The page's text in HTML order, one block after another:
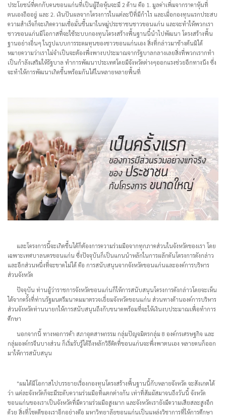
ประโยชน์ที่ตกกับคนขอนแก่นที่เป็นผู้ถือหุ้นจะมี 2 ด้าน คือ 1. มูลค่าเพิ่มจากราคาหุ้นที่
ตนเองถืออยู่ และ 2. เงินปันผลจากโครงการในแต่ละปีที่มีกำไร และเมื่อกองทุนแรกประสบ
ความสำเร็จก็จะเกิดความเชื่อมั่นขึ้นมาในหมู่ประชาชนชาวขอนแก่น และจะทำให้พวกเรา
ชาวขอนแก่นมีโอกาสที่จะใช้ระบบกองทุนโครงสร้างพื้นฐานนี้นำไปพัฒนา โครงสร้างพื้น
ฐานอย่างอื่นๆ ในรูปแบบการระดมทุนของชาวขอนแก่นเอง สิ่งที่กล่าวมาข้างต้นมิได้
หมายความว่าเราไม่จำเป็นจะต้องพึ่งพางบประมาณจากรัฐบาลกลางเลยสิ่งที่พวกเรากทำ
เป็นกำลังเสริมให้รัฐบาล ทำการพัฒนาประเทศโดยมีจังหวัดต่างๆออกแรงช่วยอีกทางนึง ซึ่ง
จะทำให้การพัฒนาเกิดขึ้นพร้อมกันได้ในหลายหลายพื้นที่
และโครงการนี้จะเกิดขึ้นได้ก็ต้องการความร่วมมือจากทุกภาคส่วนในจังหวัดของเรา โดย
เฉพาะเทศบาลนครขอนแก่น ซึ่งปัจจุบันก็เป็นแกนนำหลักในการผลักดันโครงการดังกล่าว
และอีกส่วนหนึ่งที่จะขาดไม่ได้ คือ การสนับสนุนจากจังหวัดขอนแก่นและองค์การบริหาร
ส่วนจังหวัด
ปัจจุบัน ท่านผู้ว่าราชการจังหวัดขอนแก่นก็ให้การสนับสนุนโครงการดังกล่าวโดยจะเห็น
ได้จากครั้งที่ท่านรัฐมนตรีมนาคมมาตรวจเยี่ยมจังหวัดขอนแก่น ส่วนทางด้านองค์การบริหาร
ส่วนจังหวัดท่านนายกให้การสนับสนุนถึงกับขนาดพร้อมที่จะให้เงินงบประมาณเพื่อทำการ
ศึกษา
นอกจากนี้ ทางหอการค้า สภาอุตสาหกรรม กลุ่มปัญจมิตรกลุ่ม 8 องค์กรเศรษฐกิจ และ
กลุ่มองค์กรจีนบางส่วน ก็เริ่มรับรู้ได้ถึงหลักวิธีคิดที่ขอนแก่นจะพึ่งพาตนเอง หลายคนก็ออก
มาให้การสนับสนุน
ผมได้มีโอกาสไปบรรยายเรื่องกองทุนโครงสร้างพื้นฐานนี้กับหลายจังหวัด จะสังเกตได้
ว่า แต่ละจังหวัดก็จะมีระดับความร่วมมือที่แตกต่างกัน เท่าที่สัมผัสมาจนถึงวันนี้ จังหวัด
ขอนแก่นของเราเป็นจังหวัดที่มีความร่วมมือสูงมาก และจังหวัดเรายังมีความเสียสละสูงอีก
ด้วย สิ่งที่โชคดีของเราอีกอย่างคือ มหาวิทยาลัยขอนแก่นเป็นแหล่งวิชาการที่ให้การศึกษา